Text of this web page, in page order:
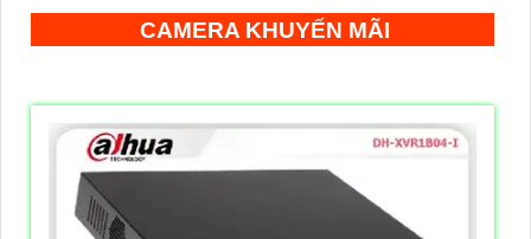
CAMERA KHUYẾN MÃI